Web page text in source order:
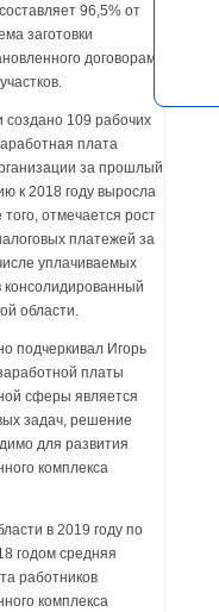
96,5% от
заготовки
договорами
создано 109 рабочих
плата
за прошлый
к 2018 году выросла
отмечается рост
платежей за
уплачиваемых
области.
подчеркивал Игорь
платы
сферы является
задач, решение
для развития
комплекса
в 2019 году по
годом средняя
работников
комплекса